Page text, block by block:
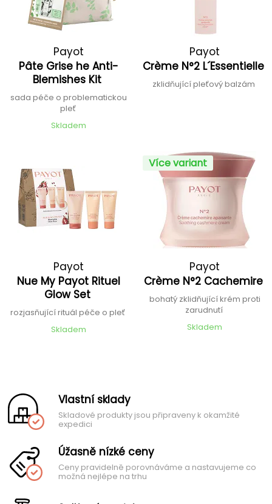
Payot
Pâte Grise he Anti-
Blemishes Kit
sada péče o problematickou
pleť
Skladem
Payot
Crème N°2 L´Essentielle
zklidňující pleťový balzám
Payot
Nue My Payot Rituel
Glow Set
rozjasňující rituál péče o pleť
Skladem
Více variant
Payot
Crème N°2 Cachemire
bohatý zklidňující krém proti
zarudnutí
Skladem
Vlastní sklady
Skladové produkty jsou připraveny k okamžité
expedici
Úžasně nízké ceny
Ceny pravidelně porovnáváme a nastavujeme co
možná nejlépe na trhu